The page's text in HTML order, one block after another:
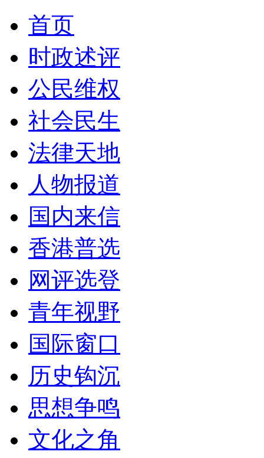
首页
时政述评
公民维权
社会民生
法律天地
人物报道
国内来信
香港普选
网评选登
青年视野
国际窗口
历史钩沉
思想争鸣
文化之角